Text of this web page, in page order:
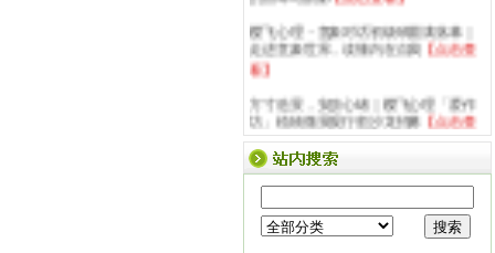
樱飞心理・意象对话初级班圆满落幕｜
走进意象世界，读懂内在自我【点击查
看】
方寸造景，安放心绪｜樱飞心理「爱作
坊」植物微景观疗愈沙龙招募 【点击查
看】
公告｜临沂樱飞心理咨询中心成功获批
中国心理学会心理咨询师培训官方备案
资质...【点击查看】
以心解婚姻矛盾｜高新区妇联公益心理